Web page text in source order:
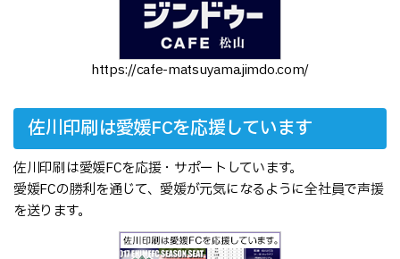
https://cafe-matsuyama.jimdo.com/
佐川印刷は愛媛FCを応援しています
佐川印刷は愛媛FCを応援・サポートしています。
愛媛FCの勝利を通じて、愛媛が元気になるように全社員で声援
を送ります。